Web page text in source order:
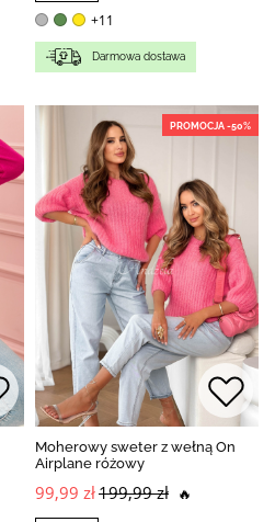
+11
Darmowa dostawa
PROMOCJA -50%
Moherowy sweter z wełną On
Airplane różowy
99,99 zł199,99 zł 🔥